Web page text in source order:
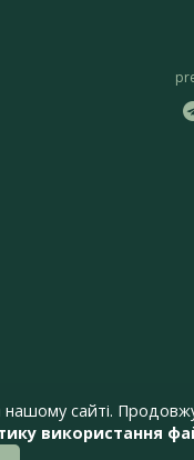
сайті.
використання